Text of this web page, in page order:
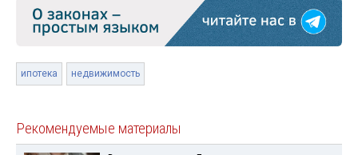
ипотека недвижимость
Рекомендуемые материалы